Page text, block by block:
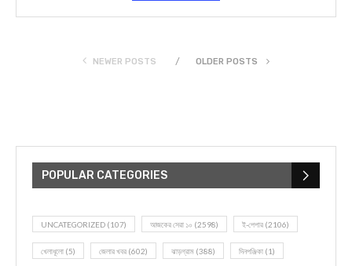
NEWER POSTS OLDER POSTS
POPULAR CATEGORIES
UNCATEGORIZED (107) আজকের সেরা ১০ (2598) ই-পেপার (2106)
খেলাধূলো (5) জেলার খবর (602) ঝাড়গ্রাম (388) দিনপঞ্জিকা (1)